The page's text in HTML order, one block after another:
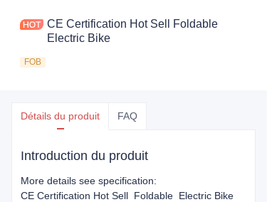
CE Certification Hot Sell Foldable
Electric Bike
FOB
Détails du produit FAQ
Introduction du produit
More details see specification:
CE Certification Hot Sell Foldable Electric Bike